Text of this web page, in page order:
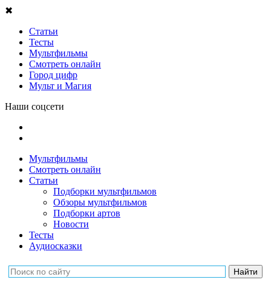
✖
Статьи
Тесты
Мультфильмы
Смотреть онлайн
Город цифр
Мульт и Магия
Наши соцсети
Мультфильмы
Смотреть онлайн
Статьи
Подборки мультфильмов
Обзоры мультфильмов
Подборки артов
Новости
Тесты
Аудиосказки